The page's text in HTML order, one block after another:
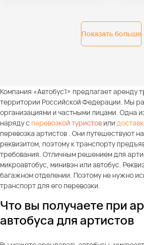
Показать больше
Компания «Автобус1» предлагает аренду
территории Российской Федерации. Мы
организациями и частными лицами. Одна
наряду с перевозкой туристов или
перевозка артистов . Они путешествуют
реквизитом, поэтому к транспорту
требования. Отличным решением для
микроавтобус, минивэн или автобус.
багажном отделении. Поэтому не нужно
транспорт для его перевозки.
Что вы получаете при
автобуса для артистов